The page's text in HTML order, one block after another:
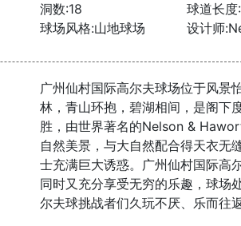
洞数:18 球道长
球场风格:山地球场
设计师
广州仙村国际高尔夫球场位于风景
林，青山环抱，碧湖相间，是阁下
胜，由世界著名的Nelson &
自然美景，与大自然配合得天衣无
士充满巨大诱惑。广州仙村国际高
同时又充分享受无穷的乐趣，球场
尔夫球挑战者们久玩不厌、乐而往返